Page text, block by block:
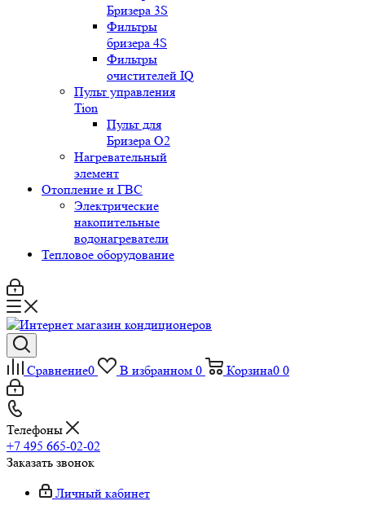
Бризера 3S
Фильтры
бризера 4S
Фильтры
очистителей IQ
Пульт управления
Tion
Пульт для
Бризера O2
Нагревательный
элемент
Отопление и ГВС
Электрические
накопительные
водонагреватели
Тепловое оборудование
Сравнение0 В избранном 0 Корзина0 0
Телефоны
+7 495 665-02-02
Заказать звонок
Личный кабинет